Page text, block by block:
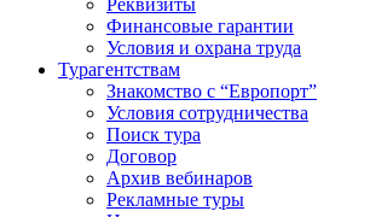
Реквизиты
Финансовые гарантии
Условия и охрана труда
Турагентствам
Знакомство с “Европорт”
Условия сотрудничества
Поиск тура
Договор
Архив вебинаров
Рекламные туры